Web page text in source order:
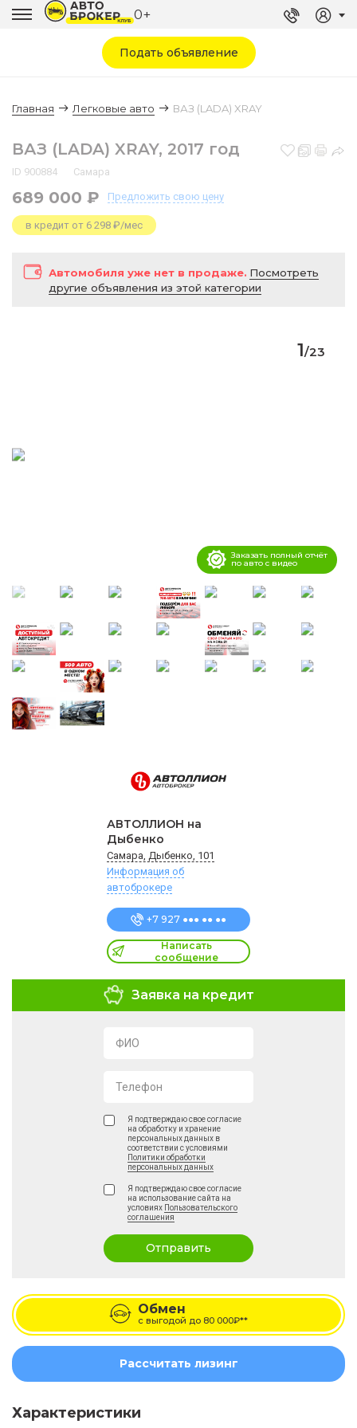
0+
Подать объявление
Главная Легковые авто ВАЗ (LADA) XRAY
ВАЗ (LADA) XRAY, 2017 год
ID 900884 Самара
689 000 ₽ Предложить свою цену
в кредит от 6 298 ₽/мес
Автомобиля уже нет в продаже. Посмотреть
другие объявления из этой категории
Заказать полный отчёт
по авто с видео
1/23
АВТОЛЛИОН на
Дыбенко
Самара, Дыбенко, 101
Информация об
автоброкере
+7 927 ●●● ●● ●●
Написать
сообщение
Заявка на кредит
ФИО
Телефон
Я подтверждаю свое согласие
на обработку и хранение
персональных данных в
соответствии с условиями
Политики обработки
персональных данных
Я подтверждаю свое согласие
на использование сайта на
условиях Пользовательского
соглашения
Отправить
Обмен
с выгодой до 80 000₽**
Рассчитать лизинг
Характеристики